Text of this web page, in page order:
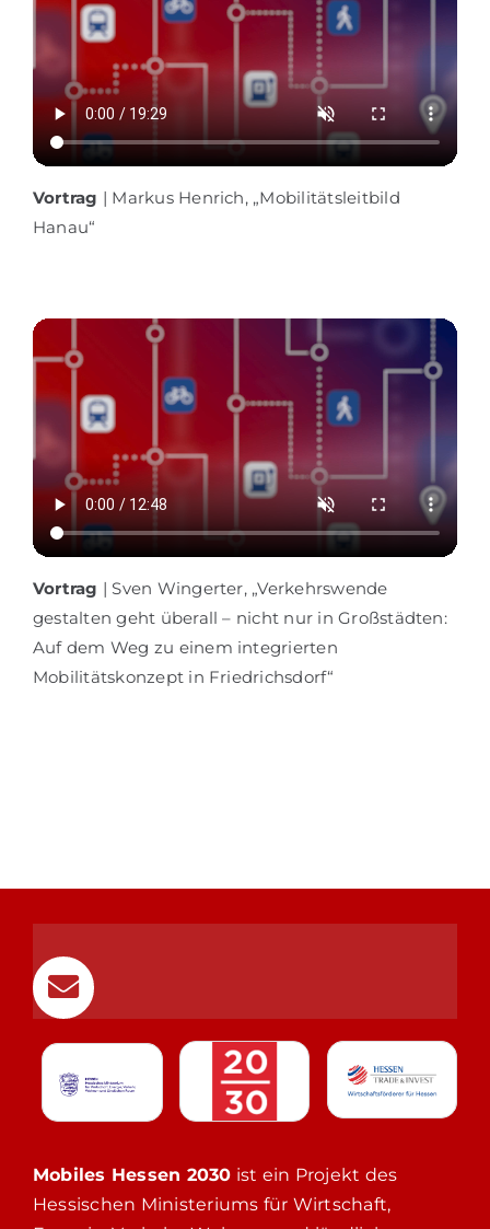
Vortrag | Markus Henrich, „Mobilitätsleitbild
Hanau“
Vortrag | Sven Wingerter, „Verkehrswende
gestalten geht überall – nicht nur in Großstädten:
Auf dem Weg zu einem integrierten
Mobilitätskonzept in Friedrichsdorf“
Mobiles Hessen 2030 ist ein Projekt des
Hessischen Ministeriums für Wirtschaft,